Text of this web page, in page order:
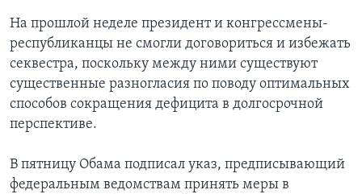
На прошлой неделе президент и конгрессмены-
республиканцы не смогли договориться и избежать
секвестра, поскольку между ними существуют
существенные разногласия по поводу оптимальных
способов сокращения дефицита в долгосрочной
перспективе.
В пятницу Обама подписал указ, предписывающий
федеральным ведомствам принять меры в